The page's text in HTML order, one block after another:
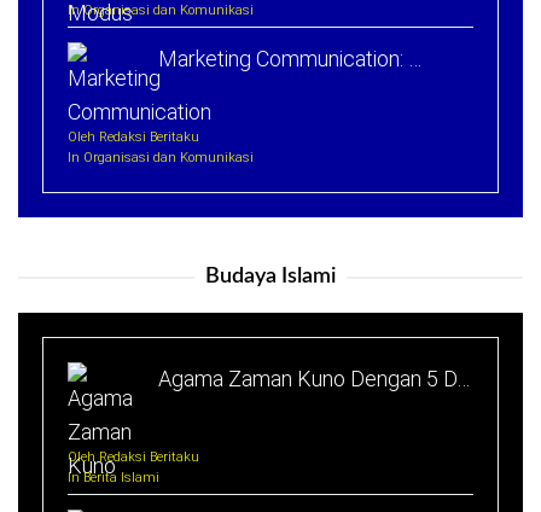
In Organisasi dan Komunikasi
Marketing Communication: …
Oleh Redaksi Beritaku
In Organisasi dan Komunikasi
Budaya Islami
Agama Zaman Kuno Dengan 5 D…
Oleh Redaksi Beritaku
In Berita Islami